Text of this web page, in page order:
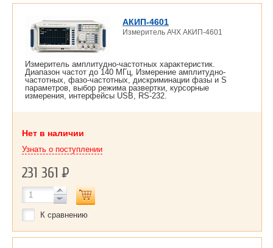
АКИП-4601
Измеритель АЧХ АКИП-4601
Измеритель амплитудно-частотных характеристик.
Диапазон частот до 140 МГц, Измерение амплитудно-
частотных, фазо-частотных, дискриминации фазы и S
параметров, выбор режима развертки, курсорные
измерения, интерфейсы USB, RS-232.
Нет в наличии
Узнать о поступлении
231 361Р
К сравнению